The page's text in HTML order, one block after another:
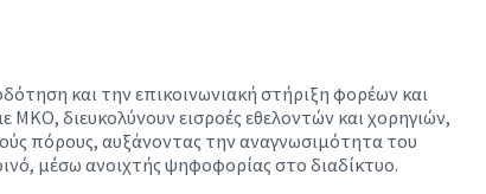
και την επικοινωνιακή στήριξη φορέων και
ΜΚΟ, διευκολύνουν εισροές εθελοντών και χορηγιών,
πόρους, αυξάνοντας την αναγνωσιμότητα του
μέσω ανοιχτής ψηφοφορίας στο διαδίκτυο.